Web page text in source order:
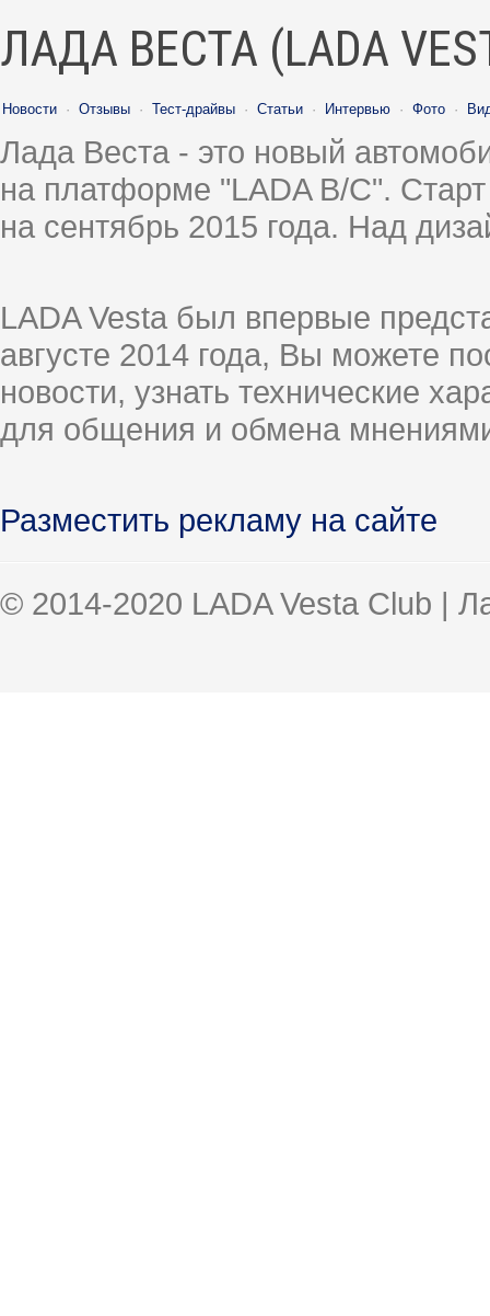
ЛАДА ВЕСТА (LADA
Новости · Отзывы · Тест-драйвы · Статьи · Интервью · Фото ·
Лада Веста - это новый
на платформе "LADA B/C".
на сентябрь 2015 года. Над
LADA Vesta был впервые
августе 2014 года, Вы можете
новости, узнать технические
для общения и обмена
Разместить рекламу на сайте
© 2014-2020 LADA Vesta Club |